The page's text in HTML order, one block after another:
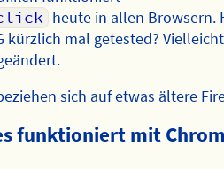
heute in allen Browsern.
kürzlich mal getested?
sich auf etwas ältere
funktioniert mit